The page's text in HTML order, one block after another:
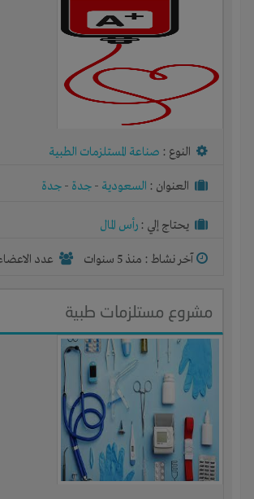
النوع : صناعة المستلزمات الطبية
العنوان : السعودية - جدة - جدة
يحتاج إلي : رأس المال
آخر نشاط : منذ 5 سنوات عدد الاعضاء : 6
مشروع مستلزمات طبية